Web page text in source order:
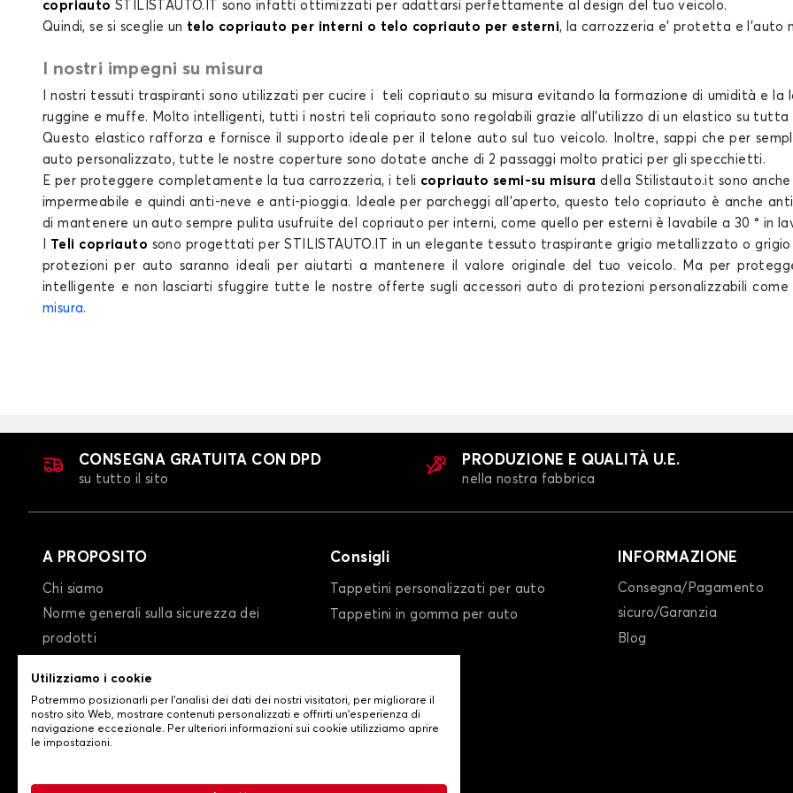
copriauto STILISTAUTO.ITsono infatti ottimizzati per adattarsi perfettamente al design del tuo veicolo.
Quindi, se si sceglie un telo copriauto per interni o telo copriauto per esterni, la carrozzeria e’ protetta e l’auto
I nostri impegni su misura
I nostri tessuti traspiranti sono utilizzati per cucire i teli copriauto su misura evitando la formazione di umidità e la
ruggine e muffe. Molto intelligenti, tutti i nostri teli copriauto sono regolabili grazie all'utilizzo di un elastico su
Questo elastico rafforza e fornisce il supporto ideale per il telone auto sul tuo veicolo. Inoltre, sappi che per
auto personalizzato, tutte le nostre coperture sono dotate anche di 2 passaggi molto pratici per gli specchietti.
E per proteggere completamente la tua carrozzeria, i teli copriauto semi-su misura della Stilistauto.it sono
impermeabile e quindi anti-neve e anti-pioggia. Ideale per parcheggi all'aperto, questo telo copriauto è anche
di mantenere un auto sempre pulita usufruite del copriauto per interni, come quello per esterni è lavabile a 30 ° in
Teli copriauto sono progettati per STILISTAUTO.IT in un elegante tessuto traspirante grigio metallizzato o
protezioni per auto saranno ideali per aiutarti a mantenere il valore originale del tuo veicolo . Ma per
intelligente e non lasciarti sfuggire tutte le nostre offerte sugli accessori auto di protezioni personalizzabili
misura.
CONSEGNA GRATUITA CON DPD
su tutto il sito
PRODUZIONE E QUALITÀ U.E.
nella nostra fabbrica
A PROPOSITO
Chi siamo
Norme generali sulla sicurezza dei
prodotti
Contattaci
Consigli
Tappetini personalizzati per auto
Tappetini in gomma per auto
INFORMAZIONE
Consegna/Pagamento
sicuro/Garanzia
Blog
Utilizziamo i cookie
Potremmo posizionarli per l'analisi dei dati dei nostri visitatori, per migliorare il
nostro sito Web, mostrare contenuti personalizzati e offrirti un'esperienza di
navigazione eccezionale. Per ulteriori informazioni sui cookie utilizziamo aprire
le impostazioni.